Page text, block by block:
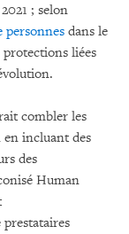
; selon
personnes dans le
liées
combler les
en incluant des
des
Human